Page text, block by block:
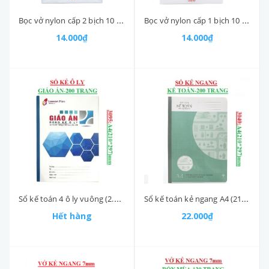
Bọc vở nylon cấp 2 bịch 10 tờ (175*250)mm 3175 Hồng Hà
14.000₫
Bọc vở nylon cấp 1 bịch 10 tờ (170*240)mm 3245 Hồng Hà
14.000₫
Sổ kế toán 4 ô ly vuông (2.5*2.5)mm 200 trang A4 (210*297) mm Hải tiến
Hết hàng
Sổ kế toán kẻ ngang A4 (210*297)mm Hải tiến
22.000₫